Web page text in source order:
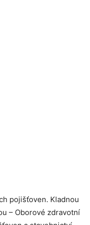
pojišťoven. Kladnou
– Oborové zdravotní